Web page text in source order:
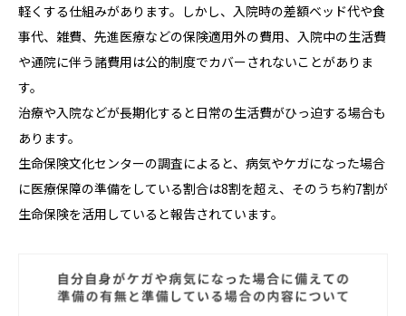
軽くする仕組みがあります。しかし、入院時の差額ベッド代や食
事代、雑費、先進医療などの保険適用外の費用、入院中の生活費
や通院に伴う諸費用は公的制度でカバーされないことがありま
す。
治療や入院などが長期化すると日常の生活費がひっ迫する場合も
あります。
生命保険文化センターの調査によると、病気やケガになった場合
に医療保障の準備をしている割合は8割を超え、そのうち約7割が
生命保険を活用していると報告されています。